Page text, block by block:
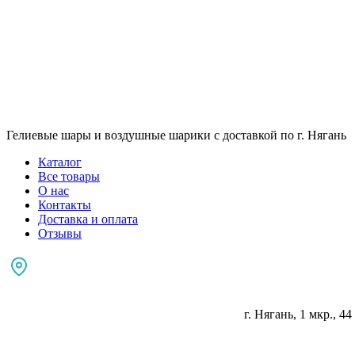
Гелиевые шары и воздушные шарики с доставкой по г. Нягань
Каталог
Все товары
О нас
Контакты
Доставка и оплата
Отзывы
г. Нягань, 1 мкр., 44